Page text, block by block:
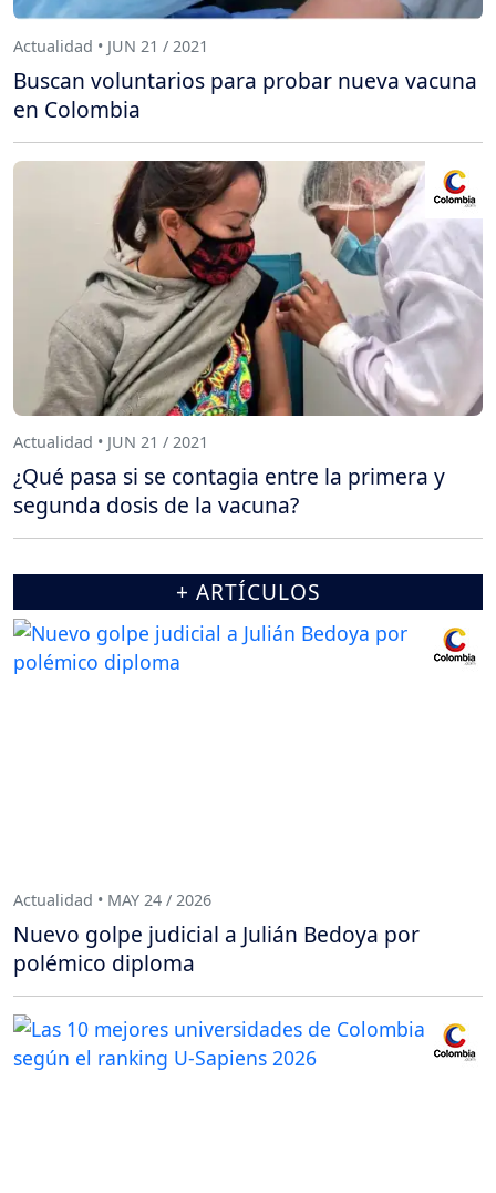
Actualidad • JUN 21 / 2021
Buscan voluntarios para probar nueva vacuna
en Colombia
Actualidad • JUN 21 / 2021
¿Qué pasa si se contagia entre la primera y
segunda dosis de la vacuna?
+ ARTÍCULOS
Actualidad • MAY 24 / 2026
Nuevo golpe judicial a Julián Bedoya por
polémico diploma